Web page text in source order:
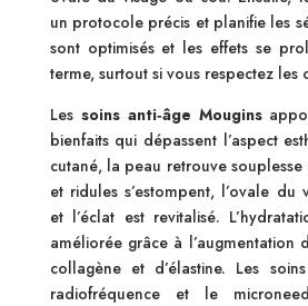
un protocole précis et planifie les
sont optimisés et les effets se
terme, surtout si vous respectez les
Les soins anti‑âge Mougins
bienfaits qui dépassent l’aspect
cutané, la peau retrouve souplesse
et ridules s’estompent, l’ovale du
et l’éclat est revitalisé.
améliorée grâce à
collagène et d’élastine. Les
radiofréquence et le